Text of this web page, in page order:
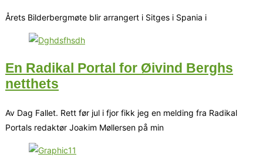
Årets Bilderbergmøte blir arrangert i Sitges i Spania i
En Radikal Portal for Øivind Berghs
netthets
Av Dag Fallet. Rett før jul i fjor fikk jeg en melding fra Radikal
Portals redaktør Joakim Møllersen på min